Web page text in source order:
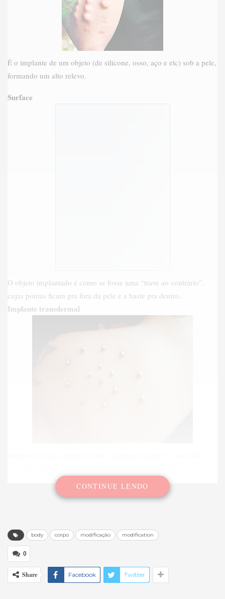
É o implante de um objeto (de silicone, osso, aço e etc) sob a pele,
formando um alto relevo.
Surface
O objeto implantado é como se fosse uma “trave ao contrário”,
cujas pontas ficam pra fora da pele e a haste pra dentro.
Implante transdermal
CONTINUE LENDO
body corpo modificação modification
0
Share Facebook Twitter